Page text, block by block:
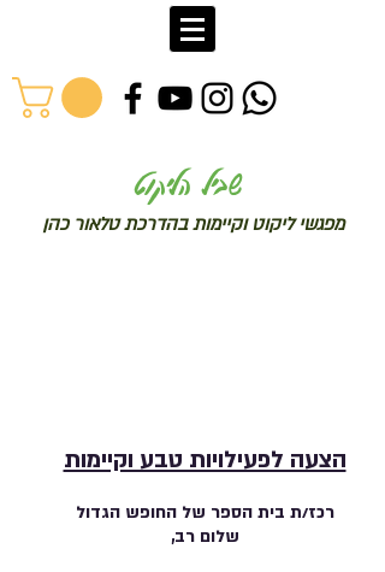
שביל הליקוט
מפגשי ליקוט וקיימות בהדרכת טלאור כהן
הצעה לפעילויות טבע וקיימות
רכז/ת בית הספר של החופש הגדול
שלום רב,